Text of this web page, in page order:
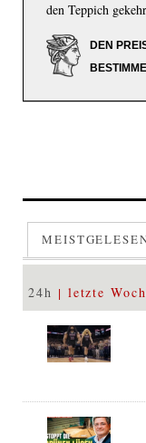
den Teppich
DEN
24h letzte